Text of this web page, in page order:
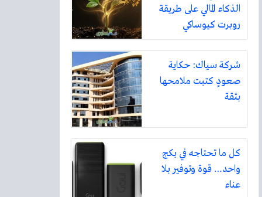
الذكاء المالي على طريقة
روبرت كيوساكي
شركة سياك: حكاية
صعودٍ كتبت ملامحها
بثقة
كل ما تحتاجه في بكج
واحد… قوة وتوفير بلا
عناء